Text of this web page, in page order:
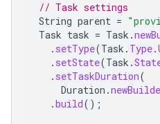
// Task settings
String parent =
Task task = Task .
. setType(Task . Type.
. setState(Task .
. setTaskDuration(
Duration .
.build();